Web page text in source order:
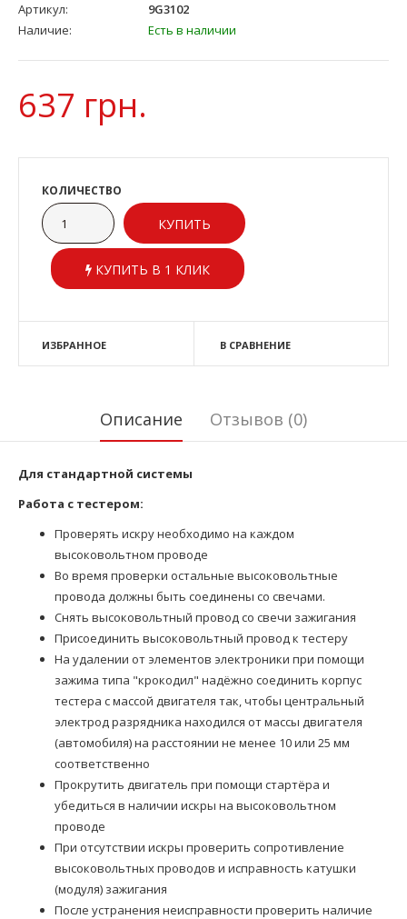
Артикул:
9G3102
Наличие:
Есть в наличии
637 грн.
КОЛИЧЕСТВО
КУПИТЬ В 1 КЛИК
ИЗБРАННОЕ В СРАВНЕНИЕ
Описание Отзывов (0)
Для стандартной системы
Работа с тестером:
Проверять искру необходимо на каждом
высоковольтном проводе
Во время проверки остальные высоковольтные
провода должны быть соединены со свечами.
Снять высоковольтный провод со свечи зажигания
Присоединить высоковольтный провод к тестеру
На удалении от элементов электроники при помощи
зажима типа "крокодил" надёжно соединить корпус
тестера с массой двигателя так, чтобы центральный
электрод разрядника находился от массы двигателя
(автомобиля) на расстоянии не менее 10 или 25 мм
соответственно
Прокрутить двигатель при помощи стартёра и
убедиться в наличии искры на высоковольтном
проводе
При отсутствии искры проверить сопротивление
высоковольтных проводов и исправность катушки
(модуля) зажигания
После устранения неисправности проверить наличие